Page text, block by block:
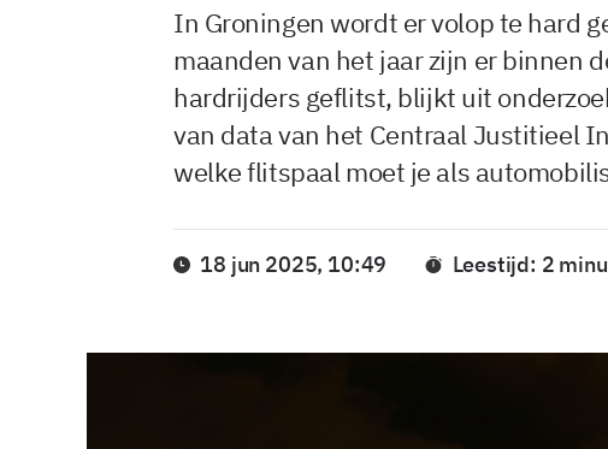
In Groningen wordt er volop te hard
maanden van het jaar zijn er binnen
hardrijders geflitst, blijkt uit
van data van het Centraal Justitieel
welke flitspaal moet je als
18 jun 2025, 10:49 Leestijd: 2